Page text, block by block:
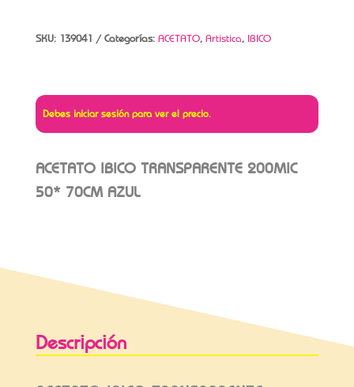
SKU: 139041 Categorías: ACETATO, Artistica, IBICO
Debes iniciar sesión para ver el precio.
ACETATO IBICO TRANSPARENTE 200MIC
50* 70CM AZUL
Descripción